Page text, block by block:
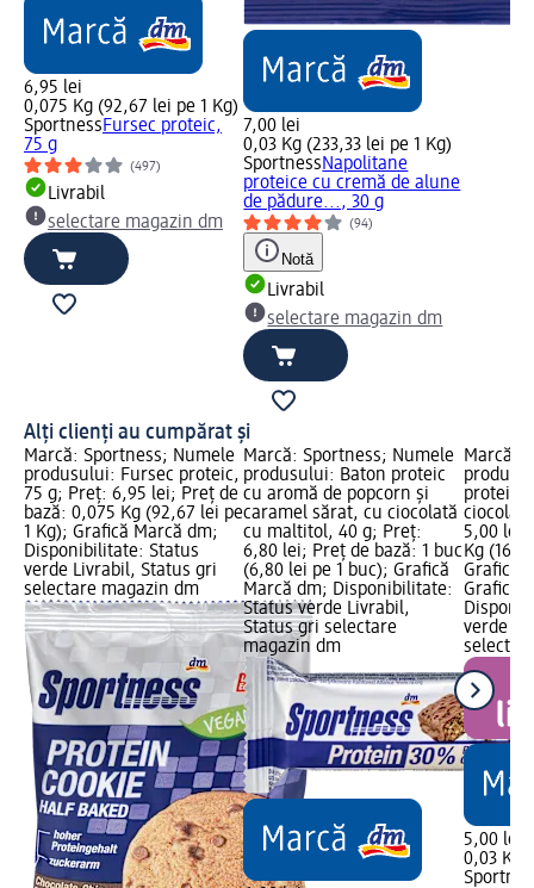
6,95 lei
0,075 Kg (92,67 lei pe 1 Kg)
SportnessFursec proteic,
75 g
(497)
Livrabil
selectare magazin dm
7,00 lei
0,03 Kg (233,33 lei pe 1 Kg)
SportnessNapolitane
proteice cu cremă de alune
de pădure..., 30 g
(94)
Notă
Livrabil
selectare magazin dm
Alți clienți au cumpărat și
Marcă: Sportness; Numele
produsului: Fursec proteic,
75 g; Preț: 6,95 lei; Preț de
bază: 0,075 Kg (92,67 lei pe
1 Kg); Grafică Marcă dm;
Disponibilitate: Status
verde Livrabil, Status gri
selectare magazin dm
Marcă: Sportness; Numele
produsului: Baton proteic
cu aromă de popcorn și
caramel sărat, cu ciocolată
cu maltitol, 40 g; Preț:
6,80 lei; Preț de bază: 1 buc
(6,80 lei pe 1 buc); Grafică
Marcă dm; Disponibilitate:
Status verde Livrabil,
Status gri selectare
magazin dm
Marcă:
proteice
5,00 lei;
Kg
Grafică
Grafică
verde
5,00 lei
0,03 Kg